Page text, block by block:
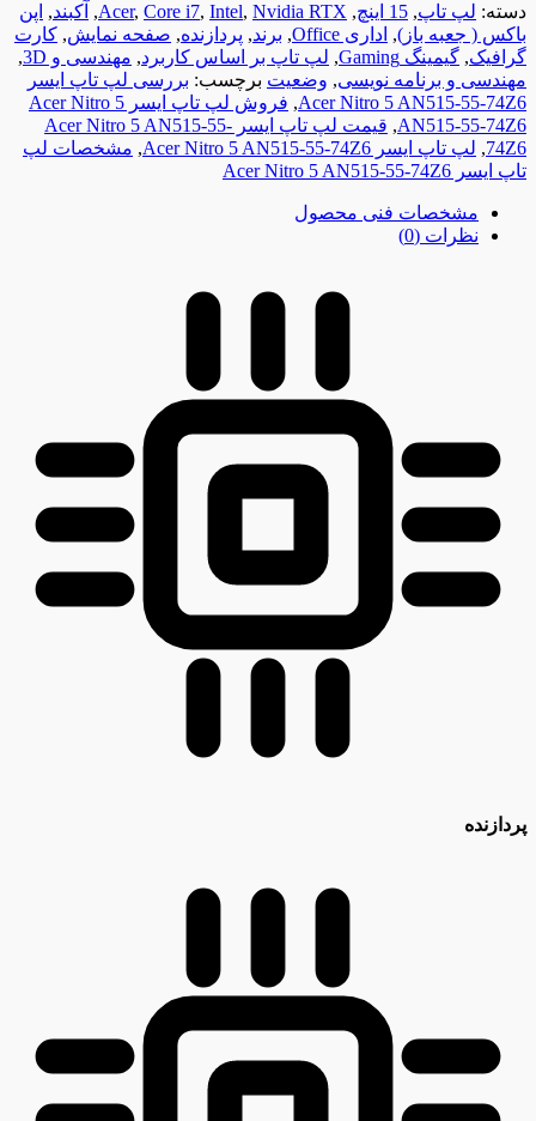
دسته: لپ تاپ, 15 اینچ ,
Acer, Core i7, Intel, Nvidia RTX
, آکبند, اپن
باکس ( جعبه باز), اداری Office , برند, پردازنده, صفحه نمایش, کارت
گرافیک, گیمینگ Gaming , لپ تاپ بر اساس کاربرد, مهندسی و 3D
,
مهندسی و برنامه نویسی, وضعیت برچسب: بررسی لپ تاپ ایسر
Acer Nitro 5 AN515-55-74Z6
,
فروش لپ تاپ ایسر Acer Nitro 5
AN515-55-74Z6
,
قیمت لپ تاپ ایسر Acer Nitro 5 AN515-55-
74Z6
, لپ تاپ ایسر Acer Nitro 5 AN515-55-74Z6 , مشخصات لپ
تاپ ایسر Acer Nitro 5 AN515-55-74Z6
مشخصات فنی محصول
نظرات (0)
پردازنده